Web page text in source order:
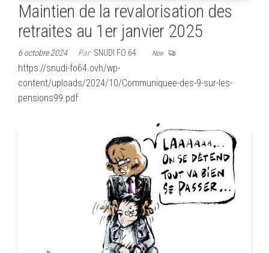
Maintien de la revalorisation des
retraites au 1er janvier 2025
6 octobre 2024 Par SNUDI FO 64 Non
https://snudi-fo64.ovh/wp-
content/uploads/2024/10/Communiquee-des-9-sur-les-
pensions99.pdf